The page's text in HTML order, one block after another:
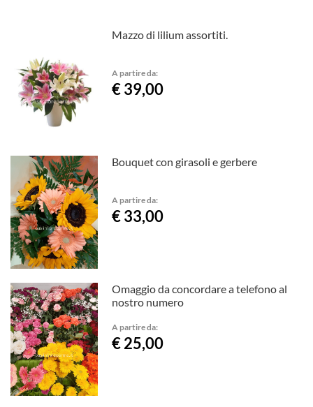
Mazzo di lilium assortiti.
A partire da:
€ 39,00
Bouquet con girasoli e gerbere
A partire da:
€ 33,00
Omaggio da concordare a telefono al
nostro numero
A partire da:
€ 25,00